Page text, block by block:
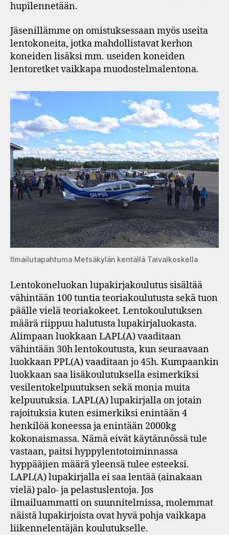
hupilennetään.
Jäsenillämme on omistuksessaan myös useita
lentokoneita, jotka mahdollistavat kerhon
koneiden lisäksi mm. useiden koneiden
lentoretket vaikkapa muodostelmalentona.
Ilmailutapahtuma Metsäkylän kentällä Taivalkoskella
Lentokoneluokan lupakirjakoulutus sisältää
vähintään 100 tuntia teoriakoulutusta sekä tuon
päälle vielä teoriakokeet. Lentokoulutuksen
määrä riippuu halutusta lupakirjaluokasta.
Alimpaan luokkaan LAPL(A) vaaditaan
vähintään 30h lentokoutusta, kun seuraavaan
luokkaan PPL(A) vaaditaan jo 45h. Kumpaankin
luokkaan saa lisäkoulutuksella esimerkiksi
vesilentokelpuutuksen sekä monia muita
kelpuutuksia. LAPL(A) lupakirjalla on jotain
rajoituksia kuten esimerkiksi enintään 4
henkilöä koneessa ja enintään 2000kg
kokonaismassa. Nämä eivät käytännössä tule
vastaan, paitsi hyppylentotoiminnassa
hyppääjien määrä yleensä tulee esteeksi.
LAPL(A) lupakirjalla ei saa lentää (ainakaan
vielä) palo- ja pelastuslentoja. Jos
ilmailuammatti on suunnitelmissa, molemmat
näistä lupakirjoista ovat hyvä pohja vaikkapa
liikennelentäjän koulutukselle.